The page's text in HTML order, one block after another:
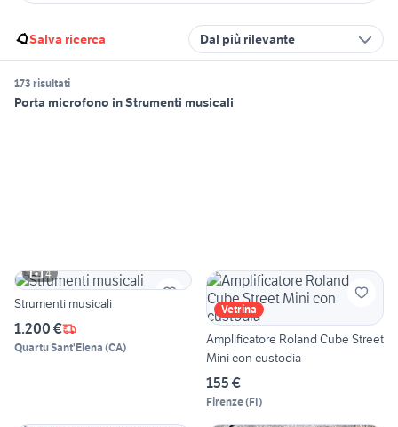
Salva ricerca Dal più rilevante
173 risultati
Porta microfono in Strumenti musicali
4
Strumenti musicali
1.200 €
Quartu Sant'Elena (CA)
Vetrina
Amplificatore Roland Cube Street
Mini con custodia
155 €
Firenze(FI)